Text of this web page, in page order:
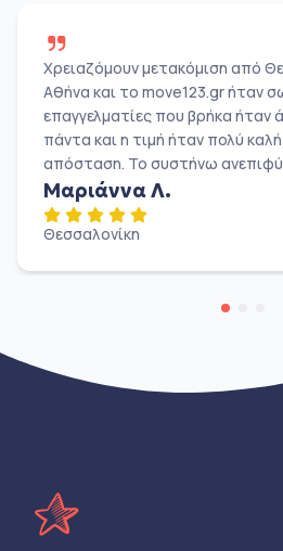
Χρειαζόμουν μετακόμιση από
Αθήνα και το move123.gr ήταν
επαγγελματίες που βρήκα ήταν
πάντα και η τιμή ήταν πολύ
απόσταση. Το συστήνω
Μαριάννα Λ.
Θεσσαλονίκη